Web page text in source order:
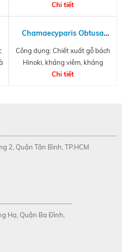
dưỡng ẩm, làm lành vết thương
Chi tiết
Chamaecyparis Obtusa
Water HCP
Công dụng: Chiết xuất gỗ bách
Hinoki, kháng viêm, kháng
khuẩn, kháng nấm, diệt côn
Chi tiết
2, Quận Tân Bình, TP.HCM
Hạ, Quận Ba Đình,